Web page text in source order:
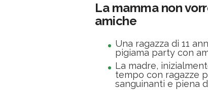
La mamma non
amiche
Una ragazza di 11
pigiama party con
La madre,
tempo con ragazze
sanguinanti e piena